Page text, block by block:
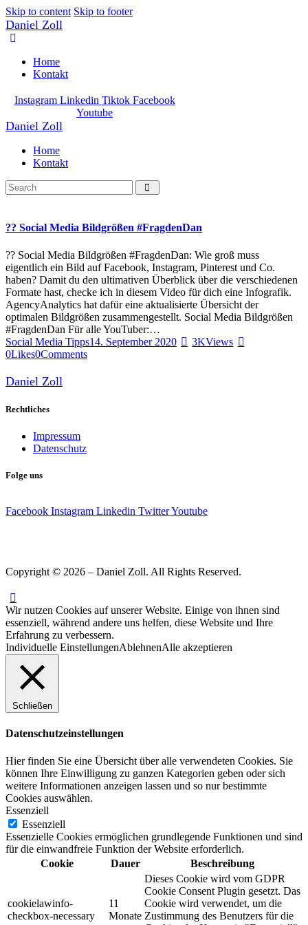
Skip to content Skip to footer
Daniel Zoll
Home
Kontakt
Instagram Linkedin Tiktok Facebook
Youtube
Daniel Zoll
Home
Kontakt
?? Social Media Bildgrößen #FragdenDan
?? Social Media Bildgrößen #FragdenDan: Wie groß muss
eigentlich ein Bild auf Facebook, Instagram, Pinterest und Co.
haben? Damit du den ultimativen Überblick über die verschiedenen
Formate hast, checke ich in diesem Video für dich eine Infografik.
AgencyAnalytics hat dafür eine aktualisierte Übersicht der
optimalen Bildgrößen zusammengestellt. Social Media Bildgrößen
#FragdenDan Für alle YouTuber:…
Social Media Tipps14. September 2020 3KViews
0Likes0Comments
Daniel Zoll
Rechtliches
Impressum
Datenschutz
Folge uns
Facebook Instagram Linkedin TwitterYoutube
Copyright © 2026 – Daniel Zoll. All Rights Reserved.
Wir nutzen Cookies auf unserer Website. Einige von ihnen sind
essenziell, während andere uns helfen, diese Website und Ihre
Erfahrung zu verbessern.
Individuelle EinstellungenAblehnenAlle akzeptieren
Schließen
Datenschutzeinstellungen
Hier finden Sie eine Übersicht über alle verwendeten Cookies. Sie
können Ihre Einwilligung zu ganzen Kategorien geben oder sich
weitere Informationen anzeigen lassen und so nur bestimmte
Cookies auswählen.
Essenziell
Essenziell
Essenzielle Cookies ermöglichen grundlegende Funktionen und sind
für die einwandfreie Funktion der Website erforderlich.
Cookie
Dauer Beschreibung
cookielawinfo-
checkbox-necessary
11
Monate
Dieses Cookie wird vom GDPR
Cookie Consent Plugin gesetzt. Das
Cookie wird verwendet, um die
Zustimmung des Benutzers für die